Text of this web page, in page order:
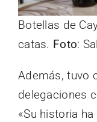
Botellas de
catas. Foto:
Además, tuvo
delegaciones
«Su historia